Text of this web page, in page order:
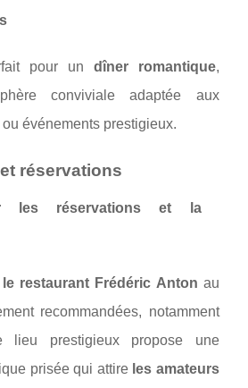
pour un dîner romantique,
conviviale adaptée aux
événements prestigieux.
réservations
les réservations et la
le restaurant Frédéric Anton au
recommandées, notamment
lieu prestigieux propose une
prisée qui attire les amateurs